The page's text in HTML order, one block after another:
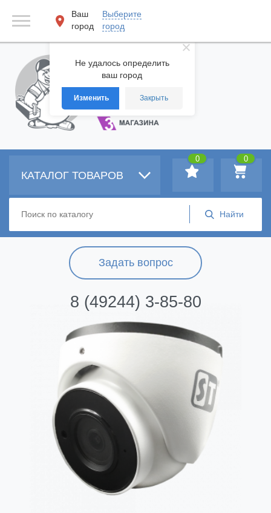
Не удалось определить
ваш город
Изменить Закрыть
Ваш
город
Выберите
город
Задать вопрос
8 (49244) 3-85-80
КАТАЛОГ ТОВАРОВ
0
0